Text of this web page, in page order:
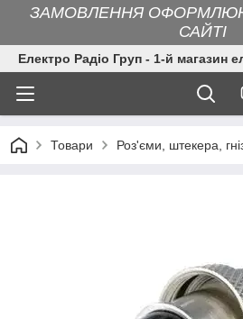
ЗАМОВЛЕННЯ
САЙТІ
Електро Радіо Груп - 1-й магазин
Товари Роз'єми, штекера,